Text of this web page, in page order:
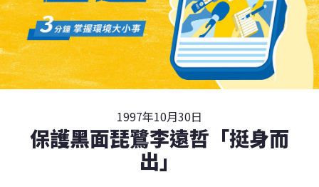
1997年10月30日
保護黑面琵鷺李遠哲「挺身而
出」